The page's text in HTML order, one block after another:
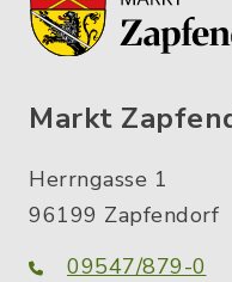
Markt
Herrngasse 1
96199 Zapfendorf
09547/879-0